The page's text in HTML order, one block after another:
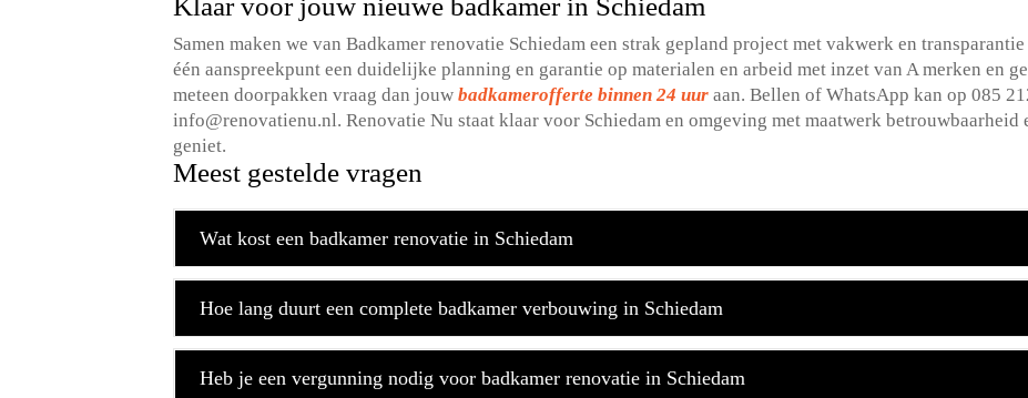
Klaar voor jouw nieuwe badkamer in Schiedam
Samen maken we van Badkamer renovatie Schiedam een strak gepland project met vakwerk en
één aanspreekpunt een duidelijke planning en garantie op materialen en arbeid met inzet van A merken en
meteen doorpakken vraag dan jouwbadkamerofferte binnen 24 uur aan.​ Bellen of WhatsApp kan op 085
info@renovatienu.​nl.​ Renovatie Nu staat klaar voor Schiedam en omgeving met maatwerk betrouwbaarheid
geniet.​
Meest gestelde vragen
Wat kost een badkamer renovatie in Schiedam
Hoe lang duurt een complete badkamer verbouwing in Schiedam
Heb je een vergunning nodig voor badkamer renovatie in Schiedam